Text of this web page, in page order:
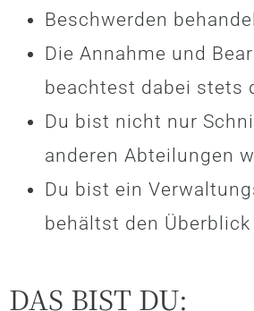
Beschwerden
Die Annahme und
beachtest dabei stets
Du bist nicht nur
anderen Abteilungen
Du bist ein
behältst den Überblick
DAS BIST DU: